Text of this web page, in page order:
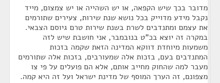
מדובר בכך שיש הקפאה, או יש השהייה או יש צמצום, מייד
נקבל מידע מדוייק בכל נושא שנת שירות, צעירים שתורמים
את עצמם ומתנדבים לשרת בשנת שירות טרם גיוסם הצבאי.
במקרה זה יוצא בכ"ט בנובמבר, אני חושבת שיש לזה
משמעות מיוחדת דווקא המדינה הזאת שקמה בזכות
המתנדבים בעם, בזכות אלה שמעורבים, בזכות אלה שתורמים
מעבר למה שהחוק מחייב אותם, אלא הם פועלים על פי צו
מצפונם, זה הערך המוסף של מדינת ישראל ועל זה היא קמה.